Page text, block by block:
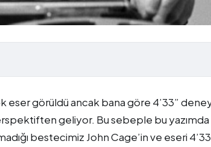
eser görüldü ancak bana göre 4’33”
geliyor. Bu sebeple bu
bestecimiz John Cage’in ve eseri